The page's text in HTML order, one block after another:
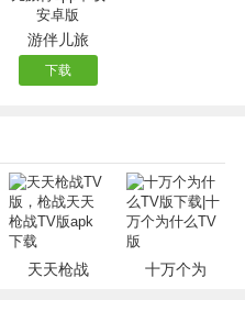
游伴儿旅
下载
天天枪战 十万个为